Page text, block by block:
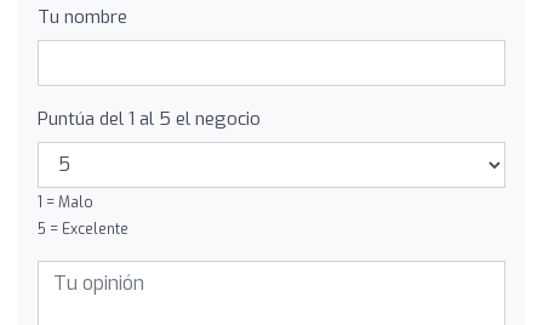
Tu nombre
Puntúa del 1 al 5 el negocio
1 = Malo
5 = Excelente